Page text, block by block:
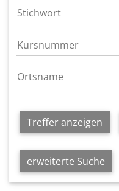
Treffer anzeigen
erweiterte Suche